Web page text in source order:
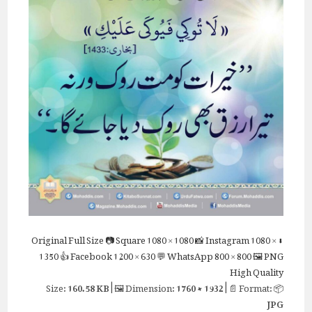
⬇ Original
Full Size📷 Square1080 × 1080📸 Instagram1080 ×
1350👍 Facebook1200 × 630💬 WhatsApp800 × 800🖼 PNG
High Quality
📦 Size:
160.58 KB| 🖼 Dimension:1760 × 1932| 📄 Format:
JPG